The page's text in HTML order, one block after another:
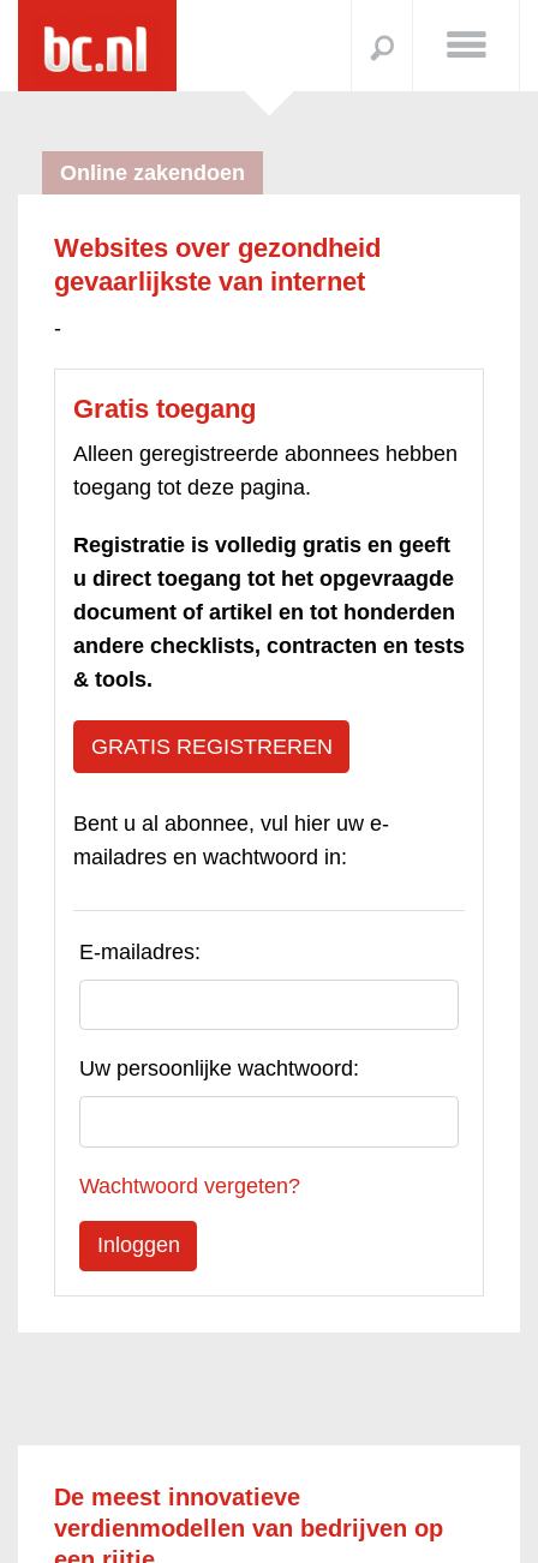
Online zakendoen
Websites over gezondheid
gevaarlijkste van internet
-
Gratis toegang
Alleen geregistreerde abonnees hebben
toegang tot deze pagina.
Registratie is volledig gratis en geeft
u direct toegang tot het opgevraagde
document of artikel en tot honderden
andere checklists, contracten en tests
& tools.
GRATIS REGISTREREN
Bent u al abonnee, vul hier uw e-
mailadres en wachtwoord in:
E-mailadres:
Uw persoonlijke wachtwoord:
Wachtwoord vergeten?
De meest innovatieve
verdienmodellen van bedrijven op